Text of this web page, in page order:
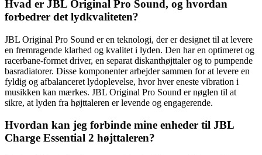
Hvad er JBL Original Pro Sound, og hvordan
forbedrer det lydkvaliteten?
JBL Original Pro Sound er en teknologi, der er designet til at levere
en fremragende klarhed og kvalitet i lyden. Den har en optimeret og
racerbane-formet driver, en separat diskanthøjttaler og to pumpende
basradiatorer. Disse komponenter arbejder sammen for at levere en
fyldig og afbalanceret lydoplevelse, hvor hver eneste vibration i
musikken kan mærkes. JBL Original Pro Sound er nøglen til at
sikre, at lyden fra højttaleren er levende og engagerende.
Hvordan kan jeg forbinde mine enheder til JBL
Charge Essential 2 højttaleren?